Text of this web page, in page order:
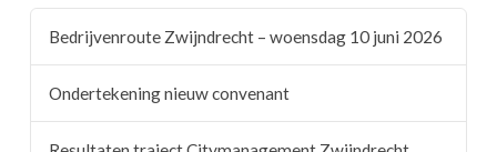
Bedrijvenroute Zwijndrecht – woensdag 10 juni 2026
Ondertekening nieuw convenant